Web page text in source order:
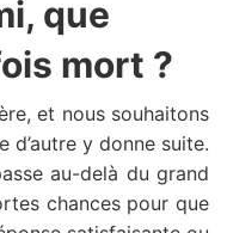
que
mort ?
et nous souhaitons
d’autre y donne suite.
au-delà du grand
chances pour que